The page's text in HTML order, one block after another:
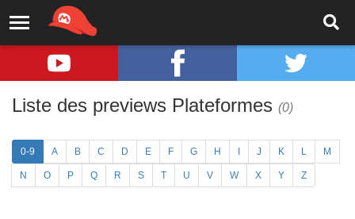
Liste des previews Plateformes (0)
0-9 A B C D E F G H J K L M
N O P Q R S T U V W X Y Z